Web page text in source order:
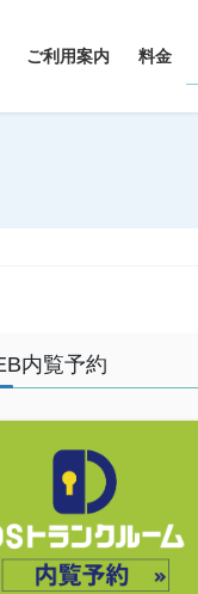
ご利用案内 料金
内覧予約